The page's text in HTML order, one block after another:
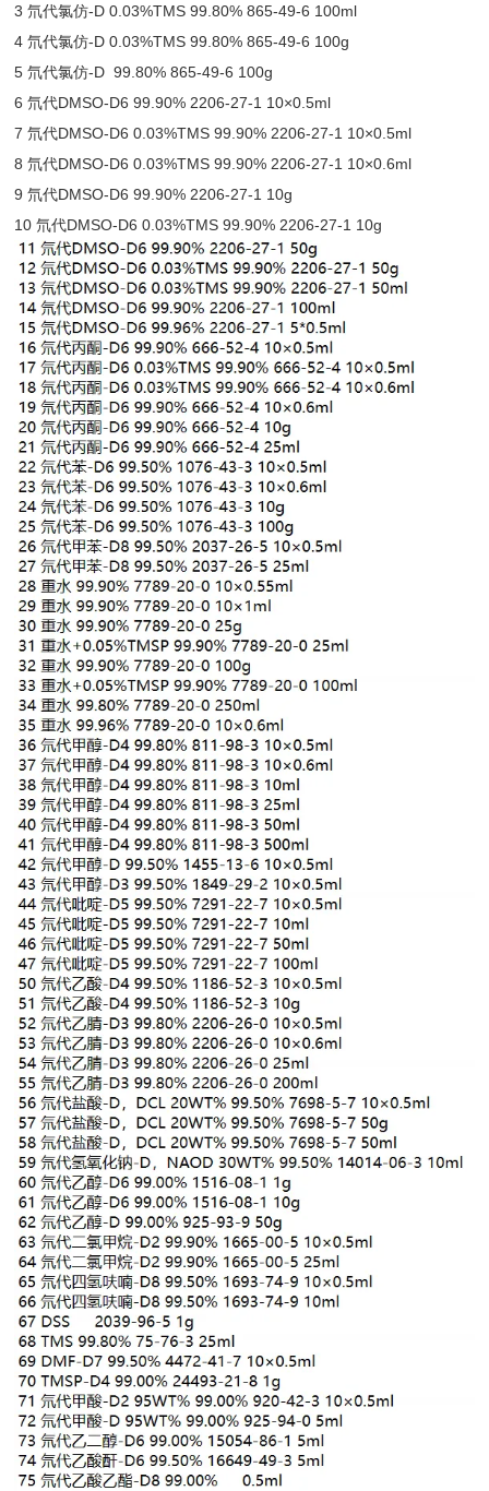
3 氘代氯仿-D 0.03%TMS 99.80% 865-49-6 100ml
4 氘代氯仿-D 0.03%TMS 99.80% 865-49-6 100g
5 氘代氯仿-D 99.80% 865-49-6 100g
6 氘代DMSO-D6 99.90% 2206-27-1 10×0.5ml
7 氘代DMSO-D6 0.03%TMS 99.90% 2206-27-1 10×0.5ml
8 氘代DMSO-D6 0.03%TMS 99.90% 2206-27-1 10×0.6ml
9 氘代DMSO-D6 99.90% 2206-27-1 10g
10 氘代DMSO-D6 0.03%TMS 99.90% 2206-27-1 10g